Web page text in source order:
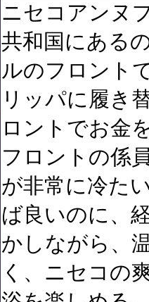
ニセコアンヌ
共和国にある
ルのフロント
リッパに履き
ロントでお金
フロントの係
が非常に冷た
ば良いのに、
かしながら、
く、ニセコの